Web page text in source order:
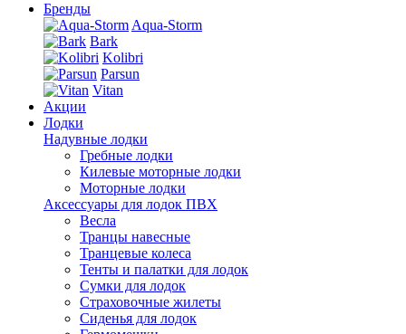
Бренды
Aqua-Storm
Bark
Kolibri
Parsun
Vitan
Акции
Лодки
Надувные лодки
Гребные лодки
Килевые моторные лодки
Моторные лодки
Аксессуары для лодок ПВХ
Весла
Транцы навесные
Транцевые колеса
Тенты и палатки для лодок
Сумки для лодок
Страховочные жилеты
Сиденья для лодок